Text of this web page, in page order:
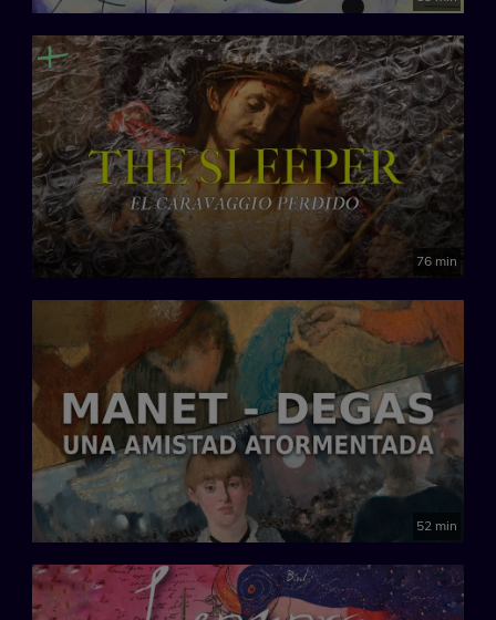
76 min
52 min